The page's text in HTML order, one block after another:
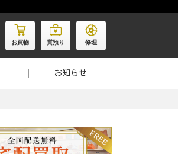
お買物 質預り 修理
お知らせ